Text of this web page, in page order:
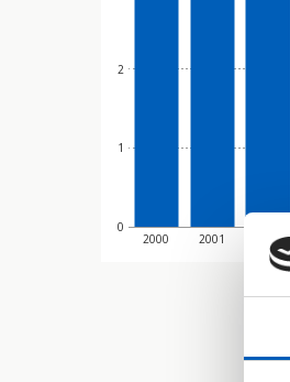
0
1
2
2000 2001 2002